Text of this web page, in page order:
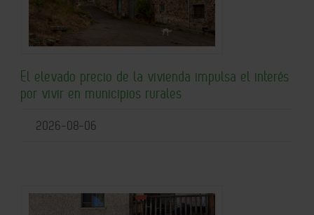
El elevado precio de la vivienda impulsa el interés
por vivir en municipios rurales
2026-08-06